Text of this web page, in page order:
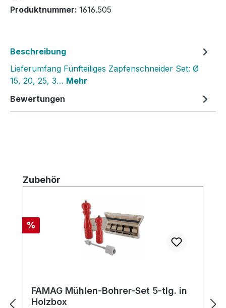
Produktnummer: 1616.505
Beschreibung
Lieferumfang Fünfteiliges Zapfenschneider Set: Ø
15, 20, 25, 3… Mehr
Bewertungen
Produktgalerie überspringen
Zubehör
Rabatt
%
FAMAG Mühlen-Bohrer-Set 5-tlg. in
Holzbox